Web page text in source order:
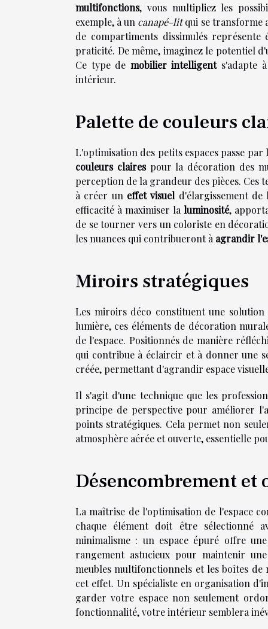
multifonctions, vous multipliez les
exemple, à un canapé-litqui se transforme
de compartiments dissimulés
praticité. De même, imaginez le potentiel
Ce type de mobilier intelligents'adapte
intérieur.
Palette de couleurs
L'optimisation des petits espaces passe
couleurs clairespour la décoration des
perception de la grandeur des pièces. Ces
à créer un effet visuel d'élargissement de
efficacité à maximiser la luminosité,
de se tourner vers un coloriste en
les nuances qui contribueront à agrandir
Miroirs stratégiques
Les miroirs déco constituent une
lumière, ces éléments de décoration
de l'espace. Positionnés de manière
qui contribue à éclaircir et à donner une
créée, permettant d'agrandir espace
Il s'agit d'une technique que les
principe de perspective pour améliorer
points stratégiques. Cela permet non
atmosphère aérée et ouverte, essentielle
Désencombrement et
La maîtrise de l'optimisation de l'espace
chaque élément doit être sélectionné
minimalisme : un espace épuré offre
rangement astucieux pour maintenir
meubles multifonctionnels et les boîtes
cet effet. Un spécialiste en organisation
garder votre espace non seulement
fonctionnalité, votre intérieur semblera